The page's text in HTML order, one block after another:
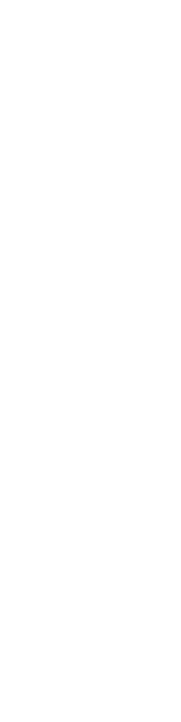
Estatuto do Sindicato